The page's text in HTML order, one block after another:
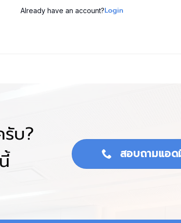
Already have an account?Login
บ?
สอบถามแอ